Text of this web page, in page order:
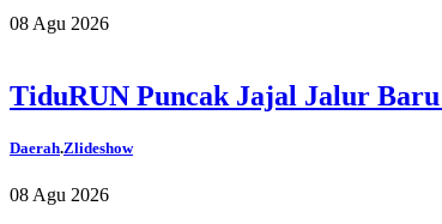
08 Agu 2026
TiduRUN Puncak Jajal Jalur
Daerah.Zlideshow
08 Agu 2026